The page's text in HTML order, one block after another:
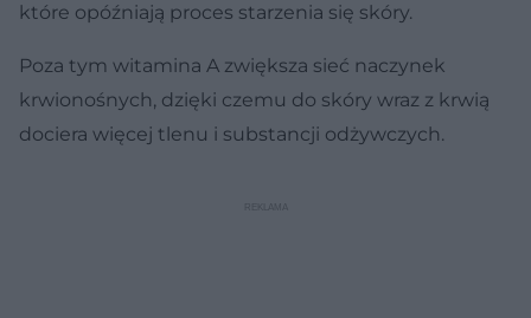
które opóźniają proces starzenia się skóry.
Poza tym witamina A zwiększa sieć naczynek
krwionośnych, dzięki czemu do skóry wraz z krwią
dociera więcej tlenu i substancji odżywczych.